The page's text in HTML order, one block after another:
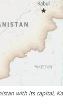
with its capital,